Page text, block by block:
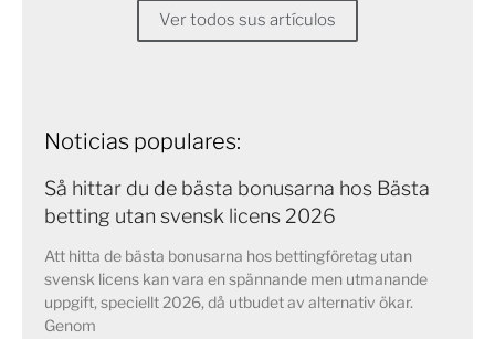
Ver todos sus artículos
Noticias populares:
Så hittar du de bästa bonusarna hos Bästa
betting utan svensk licens 2026
Att hitta de bästa bonusarna hos bettingföretag utan
svensk licens kan vara en spännande men utmanande
uppgift, speciellt 2026, då utbudet av alternativ ökar.
Genom